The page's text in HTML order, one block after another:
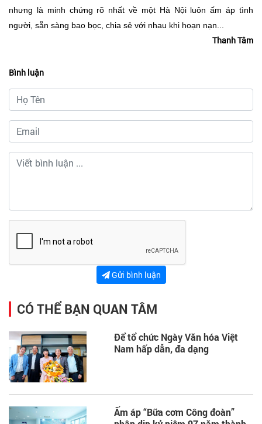
nhưng là minh chứng rõ nhất về một Hà Nội luôn ấm áp tình
người, sẵn sàng bao bọc, chia sẻ với nhau khi hoạn nạn...
Thanh Tâm
Bình luận
Gửi bình luận
CÓ THỂ BẠN QUAN TÂM
Để tổ chức Ngày Văn hóa Việt
Nam hấp dẫn, đa dạng
Ấm áp “Bữa cơm Công đoàn”